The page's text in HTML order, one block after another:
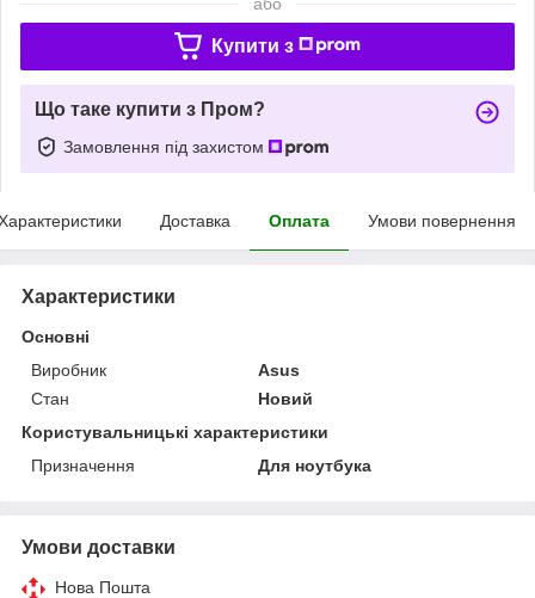
Купити з
Що таке купити з Пром?
Замовлення під захистом
Доставка Оплата Умови повернення
Характеристики
Основні
Виробник
Asus
Стан
Новий
Користувальницькі характеристики
Призначення
Для ноутбука
Умови доставки
Нова Пошта